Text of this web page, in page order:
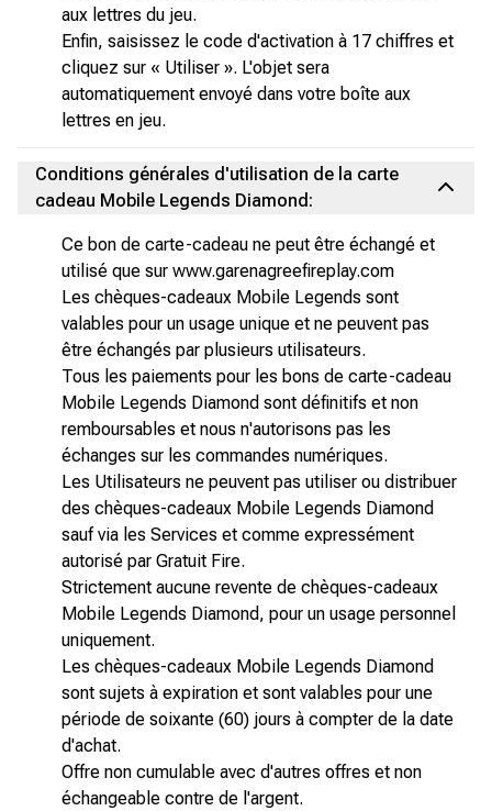
aux lettres du jeu.
Enfin, saisissez le code d'activation à 17 chiffres et
cliquez sur « Utiliser ». L'objet sera
automatiquement envoyé dans votre boîte aux
lettres en jeu.
Conditions générales d'utilisation de la carte
cadeau Mobile Legends Diamond:
Ce bon de carte-cadeau ne peut être échangé et
utilisé que sur www.garenagreefireplay.com
Les chèques-cadeaux Mobile Legends sont
valables pour un usage unique et ne peuvent pas
être échangés par plusieurs utilisateurs.
Tous les paiements pour les bons de carte-cadeau
Mobile Legends Diamond sont définitifs et non
remboursables et nous n'autorisons pas les
échanges sur les commandes numériques.
Les Utilisateurs ne peuvent pas utiliser ou distribuer
des chèques-cadeaux Mobile Legends Diamond
sauf via les Services et comme expressément
autorisé par Gratuit Fire.
Strictement aucune revente de chèques-cadeaux
Mobile Legends Diamond, pour un usage personnel
uniquement.
Les chèques-cadeaux Mobile Legends Diamond
sont sujets à expiration et sont valables pour une
période de soixante (60) jours à compter de la date
d'achat.
Offre non cumulable avec d'autres offres et non
échangeable contre de l'argent.